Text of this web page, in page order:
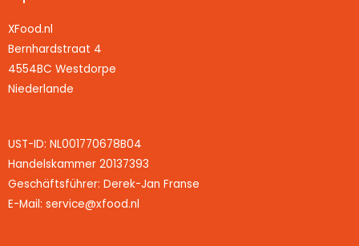
XFood.nl
Bernhardstraat 4
4554BC Westdorpe
Niederlande
UST-ID: NL001770678B04
Handelskammer 20137393
Geschäftsführer: Derek-Jan Franse
E-Mail: service@xfood.nl